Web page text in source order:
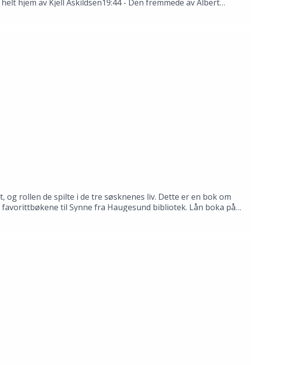
hjem av Kjell Askildsen19:44 - Den fremmede av Albert
2026.Medvirkende: Thale Dobbert, Hannah Ersland, Tomas
rollen de spilte i de tre søsknenes liv. Dette er en bok om
til Synne fra Haugesund bibliotek. Lån boka på
og Tomas Gustafsson.Produksjon: Åsmund Ådnøy.Alt